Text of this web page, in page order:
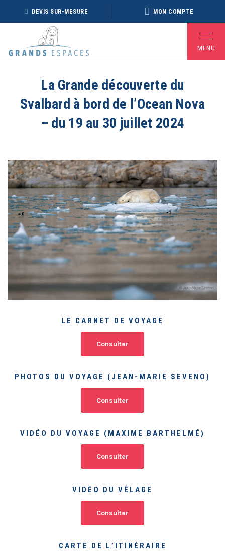
Panneau de gestion des cookies
BROCHURE RÉVEILLON
2026 – 2027
BROCHURE ARCTIQUE
2027 – NOUVELLE
VERSION
DEVIS SUR-MESURE MON COMPTE
MENU
La Grande découverte du
Svalbard à bord de l’Ocean Nova
– du 19 au 30 juillet 2024
LE CARNET DE VOYAGE
Consulter
PHOTOS DU VOYAGE (JEAN-MARIE SEVENO)
Consulter
VIDÉO DU VOYAGE (MAXIME BARTHELMÉ)
Consulter
VIDÉO DU VÊLAGE
Consulter
CARTE DE L’ITINÉRAIRE